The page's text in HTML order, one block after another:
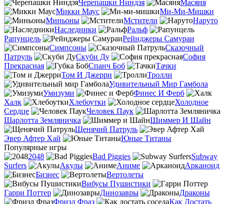
Черепашки Ниндзя
Масяня
Микки Маус
Ми-Ми-Мишки
Миньоны
Мстители
Наруто
Наследники
Ральф
Рапунцель
Рейнджеры Самураи
Симпсоны
Сказочный
Патруль
Скуби Ду
София
Прекрасная
Спанч Боб
Тачки
Том И Джерри
Тролли
Удивительный Мир Гамбола
Умизуми
Финес И Ферб
Халк
Хлебоутки
Холодное
Сердце
Человек Паук
Шарлотта Земляничка
Шиммер И Шайн
Щенячий Патруль
Эвер Афтер Хай
Юные Титаны
Популярные игры
2048
Bad Piggies
Subway
Surfers
Акулы Аниме
Арканоид
Бизнес
Вертолеты
Вибусы Пушистики
Гарри Поттер
Динозавры
Драконы
Фризл Фраз
Как Достать